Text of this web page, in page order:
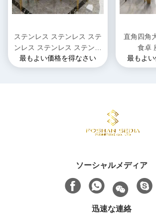
ステンレス ステンレス ステ
ンレス ステンレス ステンレ
ス ステンレス ステンレス
最もよい価格を得なさい
直角四角
食卓
最もよ
ソーシャルメディア
迅速な連絡